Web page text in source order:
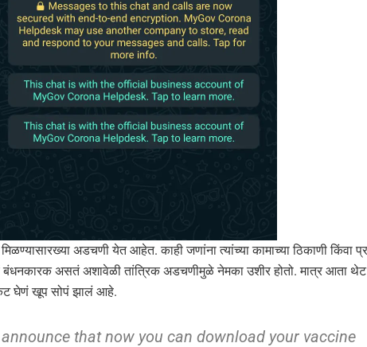
अडचणी येत आहेत. काही जणांना त्यांच्या कामाच्या ठिकाणी किंवा
असतं अशावेळी तांत्रिक अडचणीमुळे नेमका उशीर होतो. मात्र आता
घेणं खूप सोपं झालं आहे.
that now you can download your vaccine